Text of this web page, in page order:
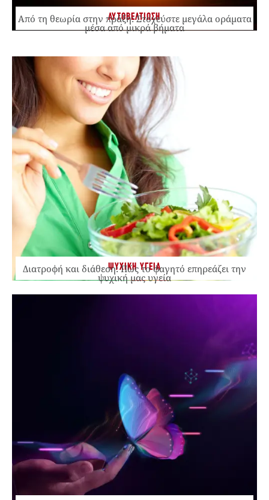
ΑΥΤΟΒΕΛΤΙΩΣΗ
Από τη θεωρία στην πράξη: Στοχεύστε μεγάλα οράματα
μέσα από μικρά βήματα
ΨΥΧΙΚΗ ΥΓΕΙΑ
Διατροφή και διάθεση: Πώς το φαγητό επηρεάζει την
ψυχική μας υγεία